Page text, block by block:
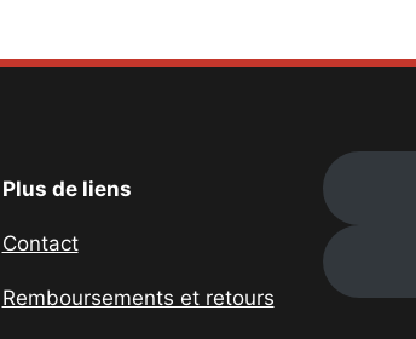
Plus de liens
Contact
Remboursements et retours